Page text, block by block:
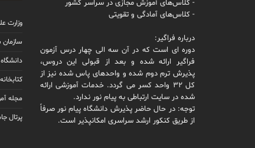
- کلاس‌های آموزش مجازی در سراسر کشور
- کلاس‌های آمادگی و تقویتی
درباره فراگیر:
دوره ای است که در آن سه الی چهار درس آزمون
فراگیر ارائه شده و بعد از قبولی این دروس،
پذیرش ترم دوم شده و واحدهای پاس شده نیز از
کل 32 واحد کسر می گردد. خدمات آموزشی ارائه
شده در سایت ارتباطی به پیام نور ندارد.
توجه: در حال حاضر پذیرش دانشگاه پیام نور صرفاً
از طریق کنکور ارشد سراسری امکانپذیر است.
وزارت
مجله
پرتال